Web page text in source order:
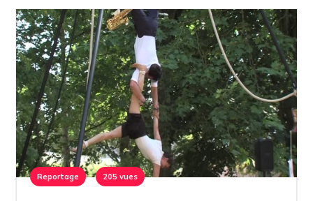
Reportage 205 vues